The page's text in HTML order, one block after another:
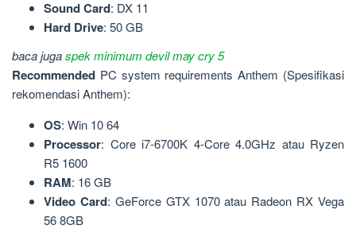
SoundCard: DX 11
Hard Drive: 50 GB
baca jugaspek minimum devil may cry 5
Recommended PC system requirements Anthem (Spesifikasi
rekomendasi Anthem):
OS: Win 10 64
Processor: Core i7-6700K 4-Core 4.0GHz atau Ryzen
R5 1600
RAM: 16 GB
Video Card: GeForce GTX 1070 atau Radeon RX Vega
56 8GB